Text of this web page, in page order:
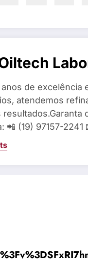
de excelência
atendemos
📲 (19) 97157-